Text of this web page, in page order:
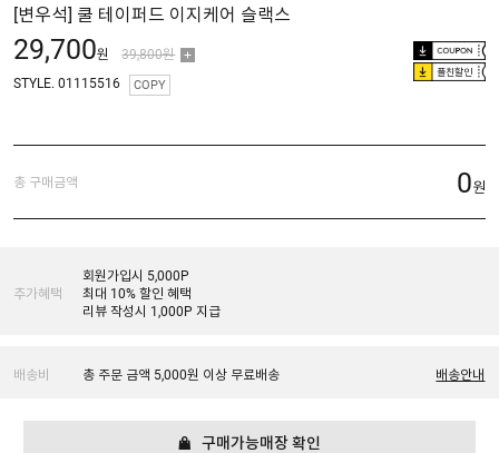
[변우석] 쿨 테이퍼드 이지케어 슬랙스
29,700원 39,800원
플친할인
STYLE. 01115516 COPY
총 구매금액 0원
추가혜택
회원가입시 5,000P
최대 10% 할인 혜택
리뷰 작성시 1,000P 지급
배송비 총 주문 금액 5,000원 이상 무료배송 배송안내
구매가능매장 확인